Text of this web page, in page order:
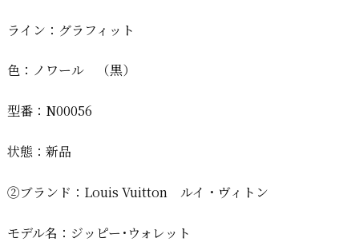
ライン：グラフィット
色：ノワール （黒）
型番：N00056
状態：新品
②ブランド：Louis Vuitton ルイ・ヴィトン
モデル名：ジッピー･ウォレット